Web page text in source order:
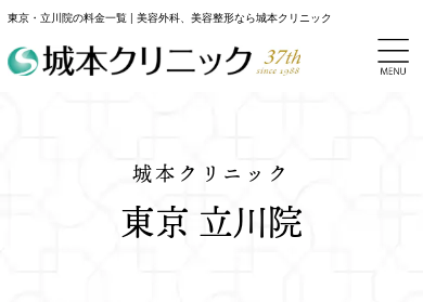
東京・立川院の料金一覧 | 美容外科、美容整形なら城本クリニック
城本クリニック
東京 立川院